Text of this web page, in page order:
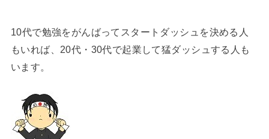
10代で勉強をがんばってスタートダッシュを決める人
もいれば、20代・30代で起業して猛ダッシュする人も
います。